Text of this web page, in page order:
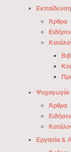
Εκπαίδευση
Άρθρα
Ψυχαγωγία
Άρθρα
Εργασία &